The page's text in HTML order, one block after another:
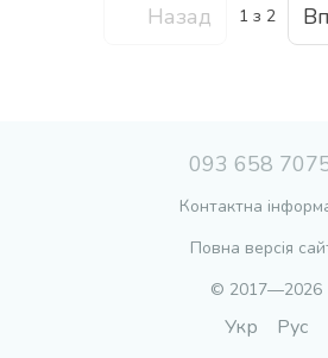
Назад 1 з 2
093 658
Контактна
Повна версія
© 2017—2026
Укр Рус